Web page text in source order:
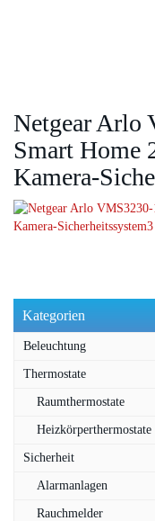
Netgear Arlo
Smart Home
Kamera-
Kategorien
Beleuchtung
Thermostate
Raumthermostate
Heizkörperthermostate
Sicherheit
Alarmanlagen
Rauchmelder